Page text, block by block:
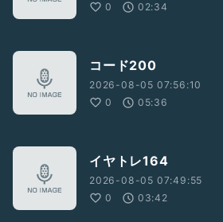
0
02:34
コード200
2026-08-05 07:56:10
0
05:36
イヤトレ164
2026-08-05 07:49:55
0
03:42